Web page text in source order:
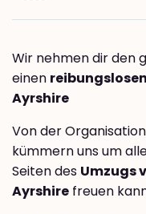
Wir nehmen dir den
einen
Ayrshire
Von der
kümmern uns um
Seiten des Umzugs
Ayrshire freuen